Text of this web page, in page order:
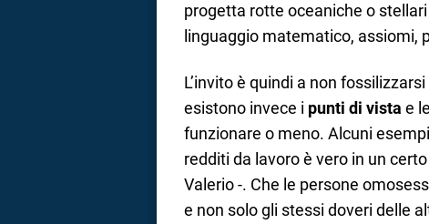
progetta rotte oceaniche o
linguaggio matematico, assiomi,
L’invito è quindi a non
esistono invece i punti di vista e
funzionare o meno. Alcuni
redditi da lavoro è vero in un
Valerio -. Che le persone
e non solo gli stessi doveri delle